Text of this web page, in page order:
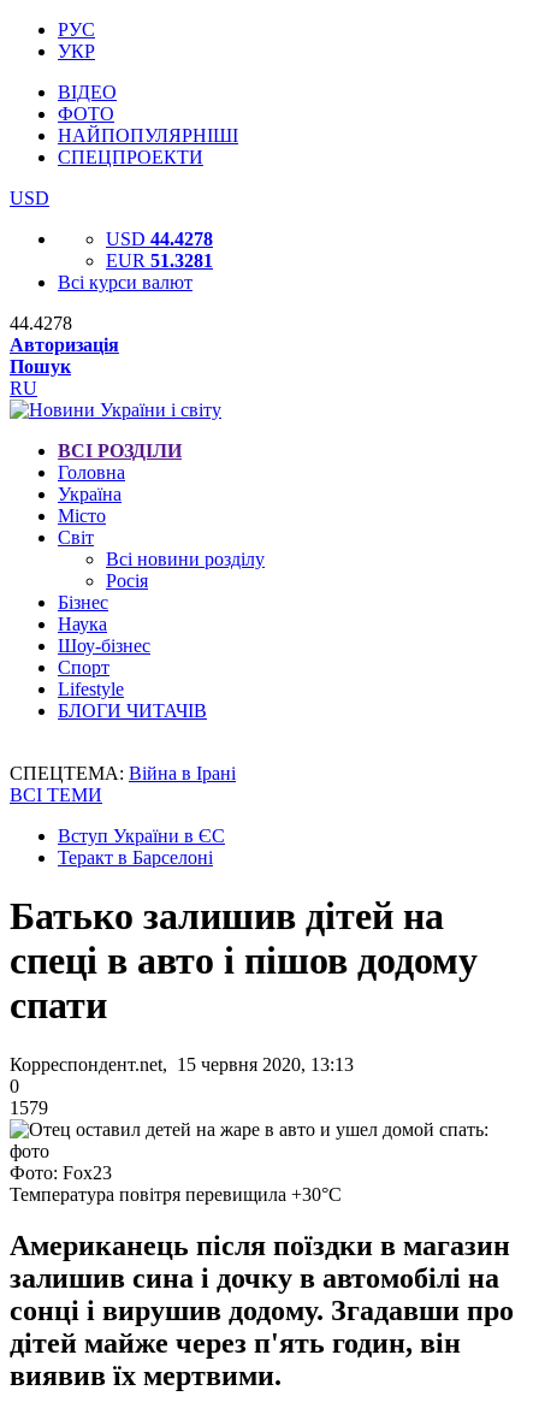
РУС
УКР
ВІДЕО
ФОТО
НАЙПОПУЛЯРНІШІ
СПЕЦПРОЕКТИ
USD
USD 44.4278
EUR 51.3281
Всі курси валют
44.4278
Авторизація
Пошук
RU
ВСІ РОЗДІЛИ
Головна
Україна
Місто
Світ
Всі новини розділу
Росія
Бізнес
Наука
Шоу-бізнес
Спорт
Lifestyle
БЛОГИ ЧИТАЧІВ
СПЕЦТЕМА: Війна в Ірані
ВСІ ТЕМИ
Вступ України в ЄС
Теракт в Барселоні
Батько залишив дітей на
спеці в авто і пішов додому
спати
Корреспондент.net, 15 червня 2020, 13:13
0
1579
Фото: Fox23
Температура повітря перевищила +30°C
Американець після поїздки в магазин
залишив сина і дочку в автомобілі на
сонці і вирушив додому. Згадавши про
дітей майже через п'ять годин, він
виявив їх мертвими.